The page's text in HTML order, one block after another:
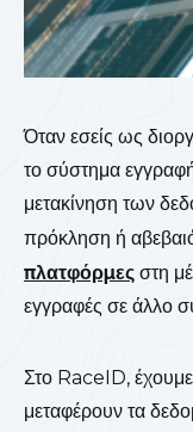
Όταν εσείς ως
το σύστημα
μετακίνηση των
πρόκληση ή
πλατφόρμες στη
εγγραφές σε άλλο
Στο RaceID,
μεταφέρουν τα